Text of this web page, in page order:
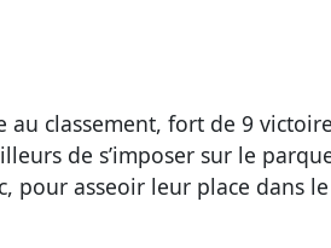
au classement, fort de 9
de s’imposer sur le
asseoir leur place dans